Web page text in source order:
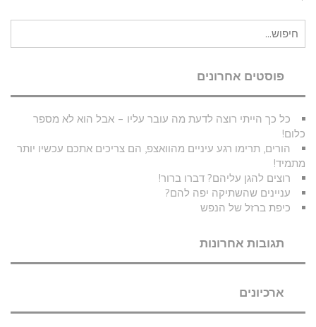
עבור:
פוסטים אחרונים
כל כך הייתי רוצה לדעת מה עובר עליו – אבל הוא לא מספר
כלום!
הורים, תרימו רגע עיניים מהוואצפ, הם צריכים אתכם עכשיו יותר
מתמיד!
רוצים להגן עליהם? דברו ברור!
עניינים שהשתיקה יפה להם?
כיפת ברזל של הנפש
תגובות אחרונות
ארכיונים